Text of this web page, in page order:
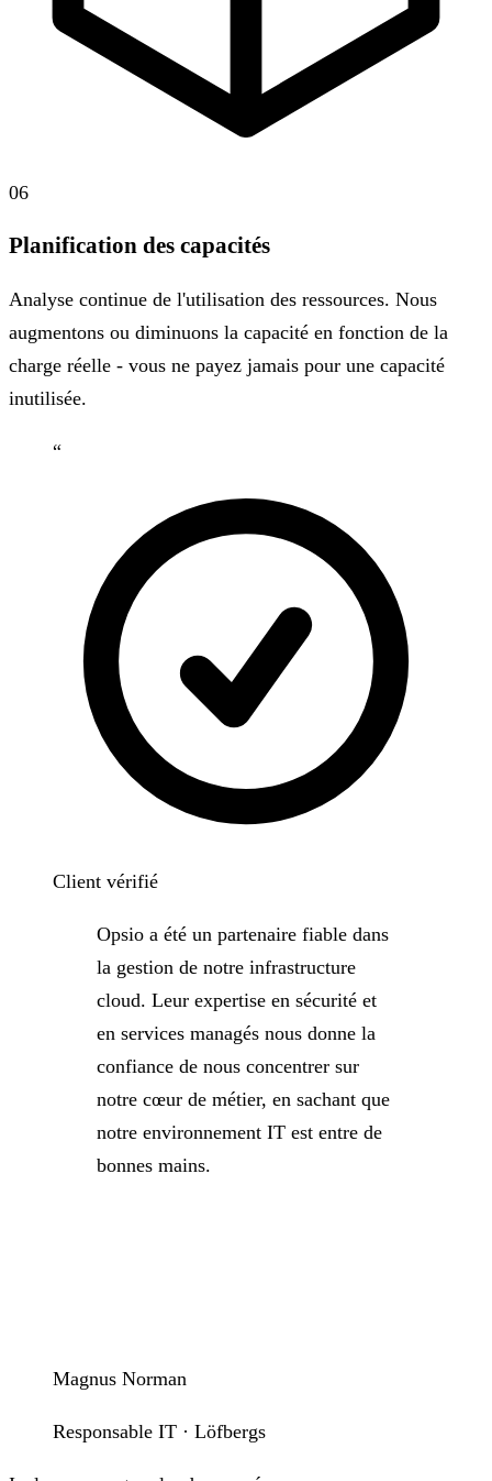
06
Planification des capacités
Analyse continue de l'utilisation des ressources. Nous
augmentons ou diminuons la capacité en fonction de la
charge réelle - vous ne payez jamais pour une capacité
inutilisée.
“
Client vérifié
Opsio a été un partenaire fiable dans
la gestion de notre infrastructure
cloud. Leur expertise en sécurité et
en services managés nous donne la
confiance de nous concentrer sur
notre cœur de métier, en sachant que
notre environnement IT est entre de
bonnes mains.
Magnus Norman
Responsable IT · Löfbergs